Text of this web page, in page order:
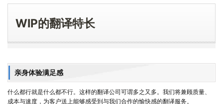
WIP的翻译特长
亲身体验满足感
什么都行就是什么都不行。这样的翻译公司可谓多之又多。我们将兼顾质量、
成本与速度，为客户送上能够感受到与我们合作的愉快感的翻译服务。